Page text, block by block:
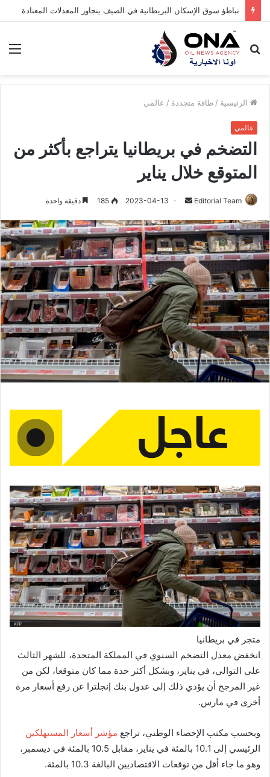
تباطؤ سوق الإسكان البريطانية في الصيف يتجاوز المعدلات المعتادة
بحث
الرئيسية / طاقة متجددة / عالمي
عالمي
التضخم في بريطانيا يتراجع بأكثر من
المتوقع خلال يناير
Editorial Team
س
ل
ب
ر
ي
د
ا
إ
ل
ك
ت
ي
ا
2023-04-13
185 دقيقة واحدة
متجر في بريطانيا
انخفض معدل التضخم السنوي في المملكة المتحدة، للشهر الثالث
على التوالي، في يناير، وبشكل أكثر حدة مما كان متوقعا، لكن من
غير المرجح أن يؤدي ذلك إلى عدول بنك إنجلترا عن رفع أسعار مرة
أخرى في مارس.
وبحسب مكتب الإحصاء الوطني، تراجع مؤشر أسعار المستهلكين
الرئيسي إلى 10.1 بالمئة في يناير، مقابل 10.5 بالمئة في ديسمبر،
وهو ما جاء أقل من توقعات الاقتصاديين البالغة 10.3 بالمئة.